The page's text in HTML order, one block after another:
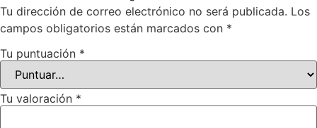
Tu dirección de correo electrónico no será publicada. Los
campos obligatorios están marcados con *
Tu puntuación *
Tu valoración *